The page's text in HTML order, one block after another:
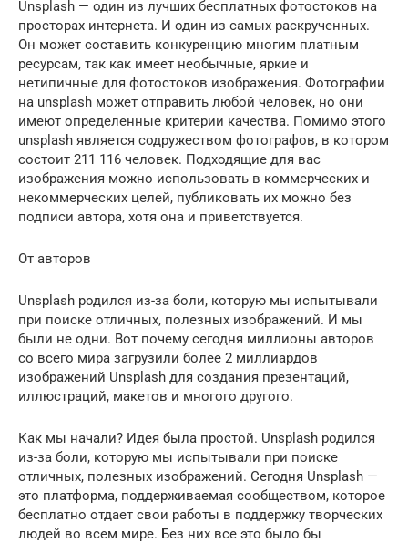
Unsplash — один из лучших бесплатных фотостоков на
просторах интернета. И один из самых раскрученных.
Он может составить конкуренцию многим платным
ресурсам, так как имеет необычные, яркие и
нетипичные для фотостоков изображения. Фотографии
на unsplash может отправить любой человек, но они
имеют определенные критерии качества. Помимо этого
unsplash является содружеством фотографов, в котором
состоит 211 116 человек. Подходящие для вас
изображения можно использовать в коммерческих и
некоммерческих целей, публиковать их можно без
подписи автора, хотя она и приветствуется.
От авторов
Unsplash родился из-за боли, которую мы испытывали
при поиске отличных, полезных изображений. И мы
были не одни. Вот почему сегодня миллионы авторов
со всего мира загрузили более 2 миллиардов
изображений Unsplash для создания презентаций,
иллюстраций, макетов и многого другого.
Как мы начали? Идея была простой. Unsplash родился
из-за боли, которую мы испытывали при поиске
отличных, полезных изображений. Сегодня Unsplash —
это платформа, поддерживаемая сообществом, которое
бесплатно отдает свои работы в поддержку творческих
людей во всем мире. Без них все это было бы